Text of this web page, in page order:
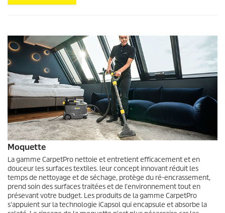
Moquette
La gamme CarpetPro nettoie et entretient efficacement et en
douceur les surfaces textiles. leur concept innovant réduit les
temps de nettoyage et de séchage, protège du ré-encrassement,
prend soin des surfaces traitées et de l'environnement tout en
présevant votre budget. Les produits de la gamme CarpetPro
s'appuient sur la technologie iCapsol qui encapsule et absorbe la